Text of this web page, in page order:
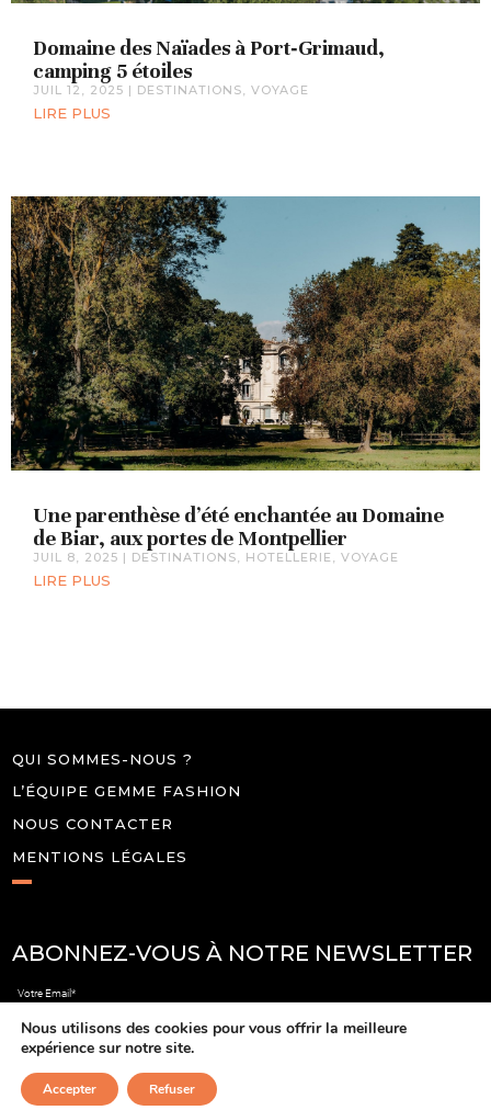
Domaine des Naïades à Port‑Grimaud,
camping 5 étoiles
JUIL 12, 2025 | DESTINATIONS,VOYAGE
LIRE PLUS
Une parenthèse d’été enchantée au Domaine
de Biar, aux portes de Montpellier
JUIL 8, 2025 | DESTINATIONS HOTELLERIE ,VOYAGE
LIRE PLUS
QUI SOMMES-NOUS ?
L’ÉQUIPE GEMME FASHION
NOUS CONTACTER
MENTIONS LÉGALES
ABONNEZ-VOUS À NOTRE NEWSLETTER
Votre Email*
Nous utilisons des cookies pour vous offrir la meilleure
expérience sur notre site.
Accepter Refuser